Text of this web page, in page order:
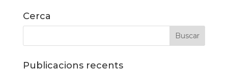
Cerca
Publicacions recents